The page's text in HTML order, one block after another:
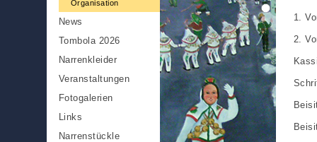
Organisation
News
Tombola 2026
Narrenkleider
Veranstaltungen
Fotogalerien
Links
Narrenstückle
1.
2.